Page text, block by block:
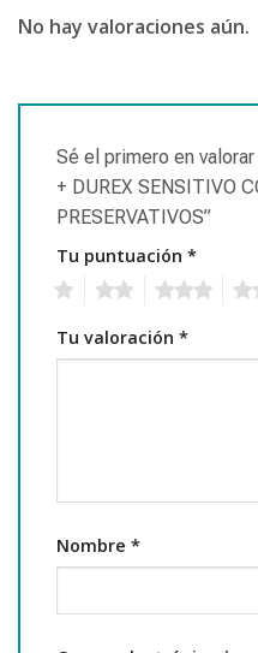
No hay valoraciones aún.
Sé el primero en valorar
+ DUREX SENSITIVO
PRESERVATIVOS”
Tu puntuación *
Tu valoración *
Nombre *